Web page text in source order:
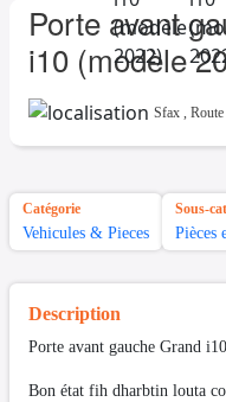
Porte avant
i10 (modèle
Sfax ,
Catégorie
Vehicules & Pieces
Sous-
Pièces
Description
Porte avant gauche Grand
Bon état fih dharbtin louta